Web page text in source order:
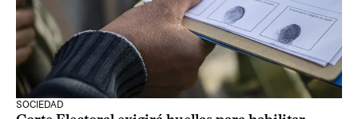
SOCIEDAD